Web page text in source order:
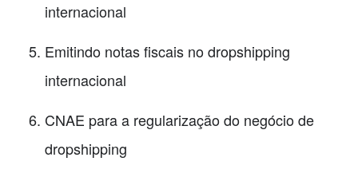
internacional
Emitindo notas fiscais no dropshipping
internacional
CNAE para a regularização do negócio de
dropshipping